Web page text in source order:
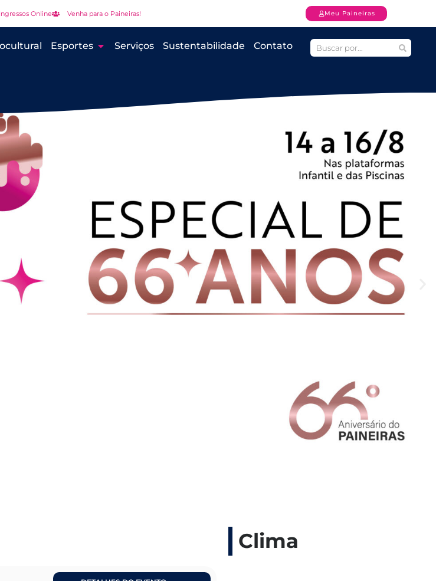
Ingressos Online Venha para o Paineiras! Meu Paineiras
Esportes Serviços Sustentabilidade Contato
Clima